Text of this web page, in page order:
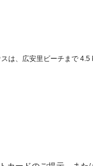
は、広安里ビーチまで 4.5